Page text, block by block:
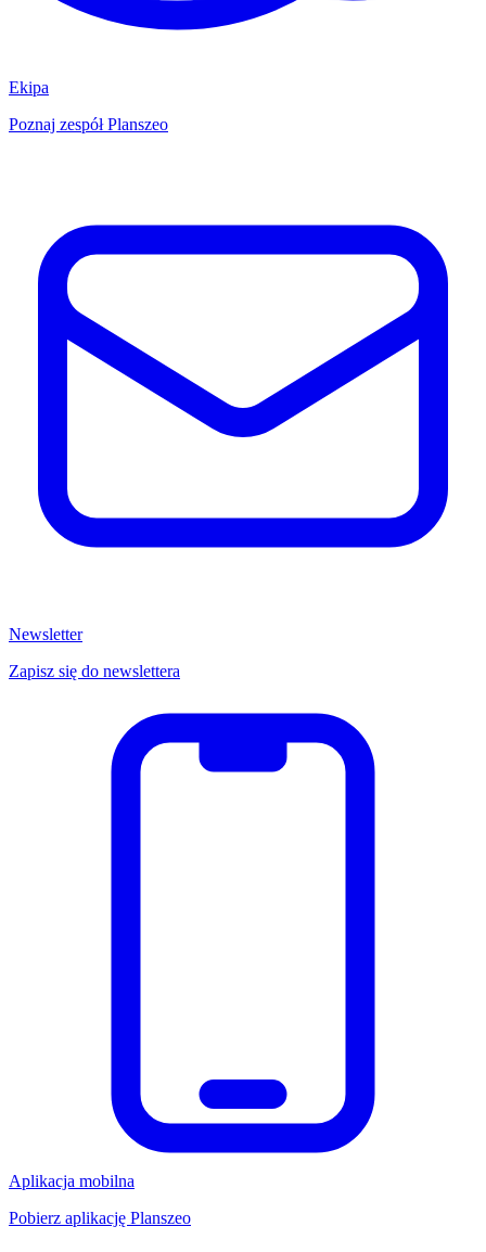
Ekipa
Poznaj zespół Planszeo
Newsletter
Zapisz się do newslettera
Aplikacja mobilna
Pobierz aplikację Planszeo